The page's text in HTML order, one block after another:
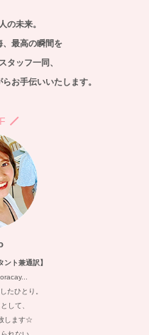
の未来。
、最高の瞬間を
タッフ一同、
お手伝いいたします。
ント兼通訳】
たひとり。
して、
します☆